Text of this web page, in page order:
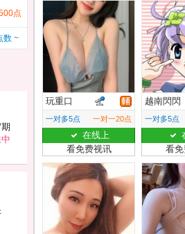
点
数 ~
玩重口
一对多5点 一对一20点
在线上
看免费视讯
越南閃閃
一对多5点
看